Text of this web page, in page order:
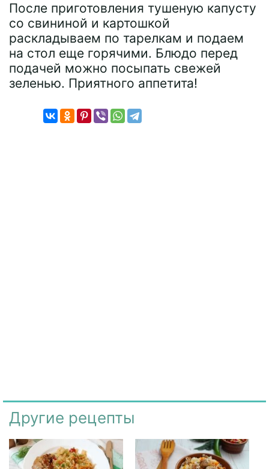
После приготовления тушеную капусту
со свининой и картошкой
раскладываем по тарелкам и подаем
на стол еще горячими. Блюдо перед
подачей можно посыпать свежей
зеленью. Приятного аппетита!
Другие рецепты